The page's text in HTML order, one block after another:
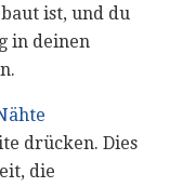
ist, und du
in deinen
drücken. Dies
die